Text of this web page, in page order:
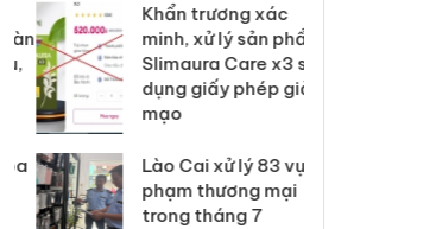
Khẩn trương xác
minh, xử lý sản phẩm
Slimaura Care x3 sử
dụng giấy phép giả
mạo
Lào Cai xử lý 83 vụ vi
phạm thương mại
trong tháng 7